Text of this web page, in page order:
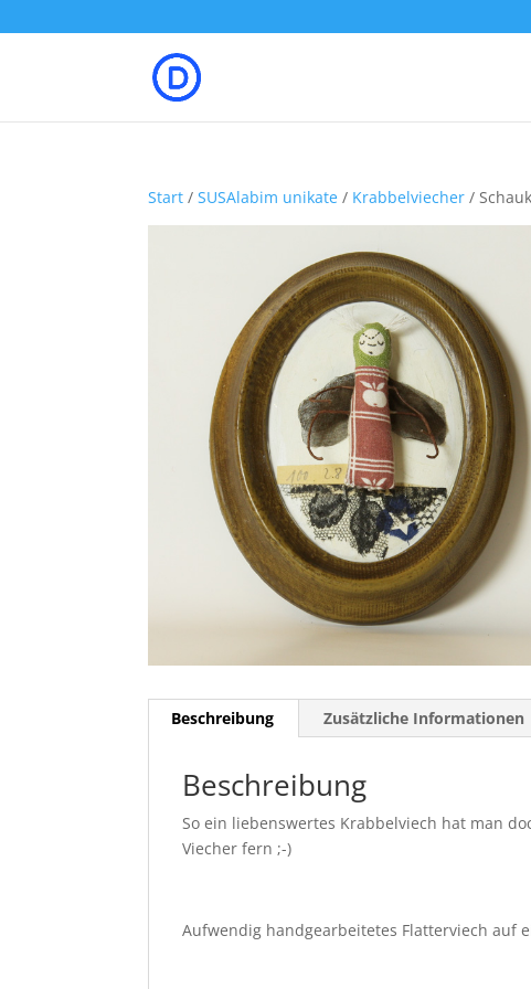
Start /SUSAlabim unikate / Krabbelviecher /
Beschreibung Zusätzliche Informationen
Beschreibung
So ein liebenswertes Krabbelviech hat man
Viecher fern ;-)
Aufwendig handgearbeitetes Flatterviech auf